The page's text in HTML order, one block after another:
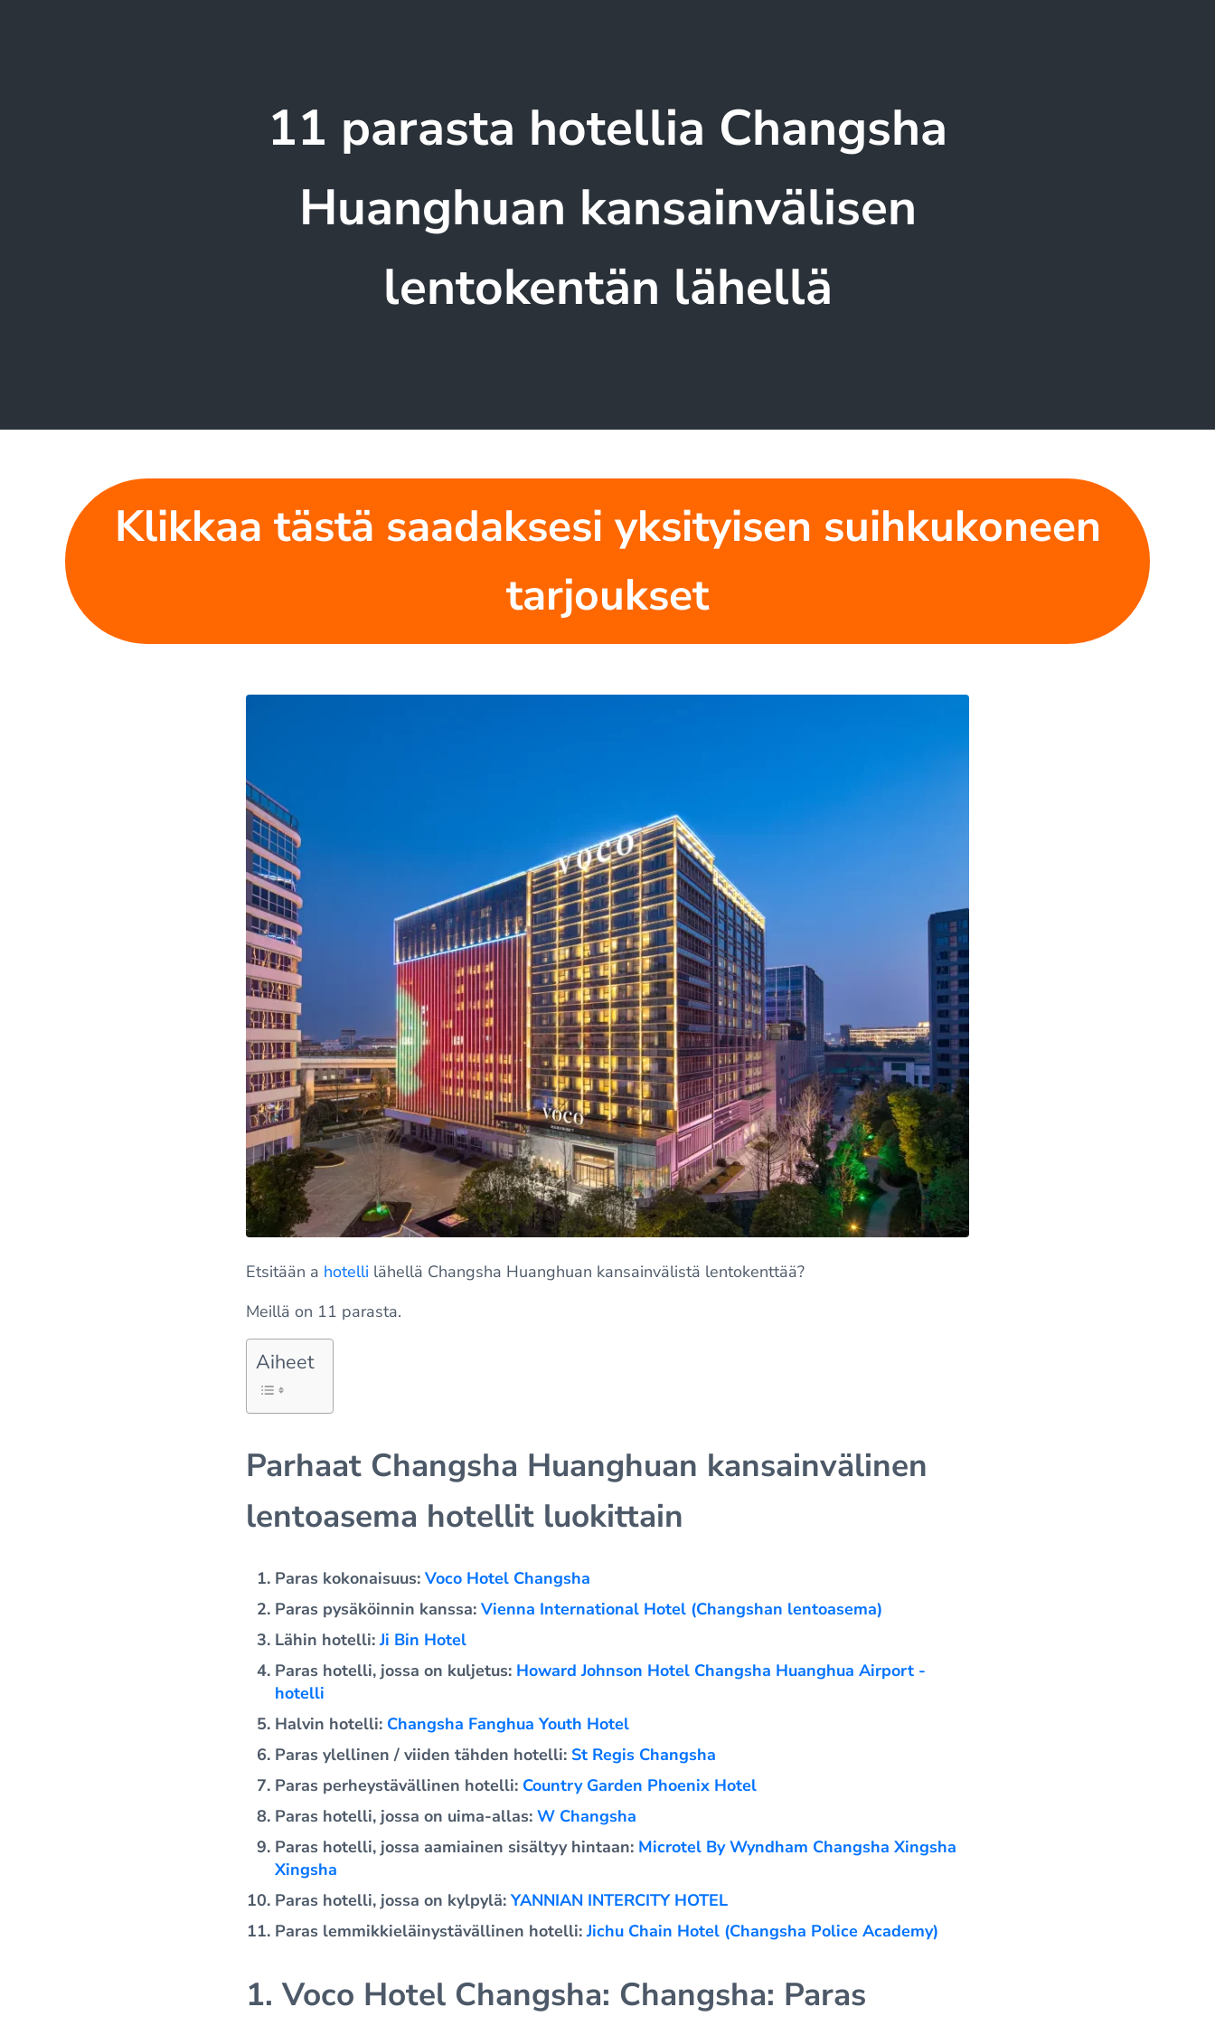
11 parasta hotellia Changsha
Huanghuan kansainvälisen
lentokentän lähellä
Klikkaa tästä saadaksesi yksityisen suihkukoneen
tarjoukset
Etsitään a hotelli lähellä Changsha Huanghuan kansainvälistä lentokenttää?
Meillä on 11 parasta.
Aiheet
Parhaat Changsha Huanghuan kansainvälinen
lentoasema hotellit luokittain
Paras kokonaisuus: Voco Hotel Changsha
Paras pysäköinnin kanssa: Vienna International Hotel (Changshan lentoasema)
Lähin hotelli:Ji Bin Hotel
Paras hotelli, jossa on kuljetus: Howard Johnson Hotel Changsha Huanghua Airport -
hotelli
Halvin hotelli: Changsha Fanghua Youth Hotel
Paras ylellinen / viiden tähden hotelli: St Regis Changsha
Paras perheystävällinen hotelli: Country Garden Phoenix Hotel
Paras hotelli, jossa on uima-allas: W Changsha
Paras hotelli, jossa aamiainen sisältyy hintaan: Microtel By Wyndham Changsha Xingsha
Xingsha
Paras hotelli, jossa on kylpylä:YANNIAN INTERCITY HOTEL
Paras lemmikkieläinystävällinen hotelli:Jichu Chain Hotel (Changsha Police Academy)
1. Voco Hotel Changsha: Changsha: Paras